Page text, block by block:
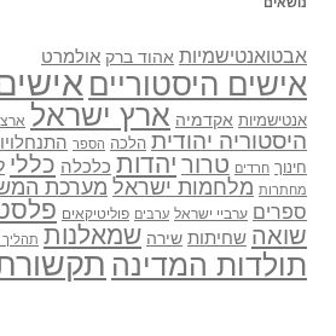
אבטואנטישמיות אהוד ברק אולמרט
אישים היסטוריים
אנטישמיות אקדמיה ארץ ישראל
היסטוריה יהודית הלכה הספר
חינוך חרדים טרור יהדות כלכלה כללי
מחתרות מלחמות ישראל מערכת
ספרים ערביי ישראל ערבים פוליטיקאים
שואה שחיתות שירה שמאלנות
תולדות המדינה